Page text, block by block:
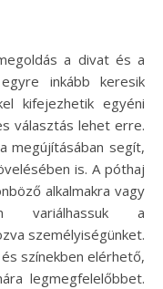
inkább keresik
kifejezhetik egyéni
választás lehet erre.
megújításában segít,
is. A póthaj
alkalmakra vagy
variálhassuk a
személyiségünket.
színekben elérhető,
legmegfelelőbbet.